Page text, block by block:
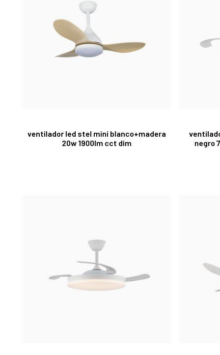
ventilador led stel mini blanco+madera
20w 1900lm cct dim
negro